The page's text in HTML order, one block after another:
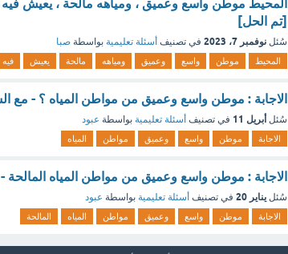
المحيط موطن واسع وعميق ، ومياهه مالحة ، يعيش
[تم الحل]
سُئل نوفمبر 7، 2023 في تصنيف أسئلة تعليمية بواسطة صبا
المحيط موطن واسع وعميق ومياهه مالحة يعيش فيه
الاجابة : موطن واسع وعميق من مواطن المياه ؟ - مع
سُئل أبريل 11 في تصنيف أسئلة تعليمية بواسطة عبود
الاجابة موطن واسع وعميق مواطن المياه
الاجابة : موطن واسع وعميق من مواطن المياه المالحة
سُئل يناير 20 في تصنيف أسئلة تعليمية بواسطة عبود
الاجابة موطن واسع وعميق مواطن المياه المالحة